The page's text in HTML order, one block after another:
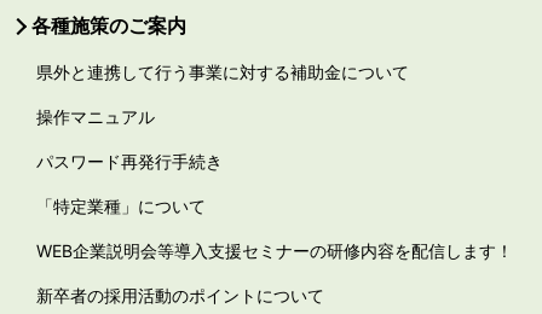
各種施策のご案内
県外と連携して行う事業に対する補助金について
操作マニュアル
パスワード再発行手続き
「特定業種」について
WEB企業説明会等導入支援セミナーの研修内容を配信します！
新卒者の採用活動のポイントについて